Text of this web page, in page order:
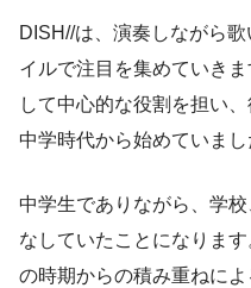
DISH//は、演奏しながら
イルで注目を集めていき
して中心的な役割を担い
中学時代から始めていまし
中学生でありながら、学
なしていたことになりま
の時期からの積み重ねによ